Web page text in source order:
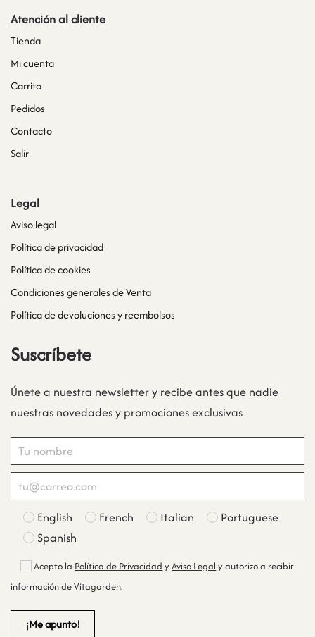
Atención al cliente
Tienda
Mi cuenta
Carrito
Pedidos
Contacto
Salir
Legal
Aviso legal
Política de privacidad
Política de cookies
Condiciones generales de Venta
Política de devoluciones y reembolsos
Suscríbete
Únete a nuestra newsletter y recibe antes que nadie
nuestras novedades y promociones exclusivas
English French Italian
Portuguese
Spanish
Acepto la Política de Privacidad yAviso Legal y autorizo a recibir
información de Vitagarden.